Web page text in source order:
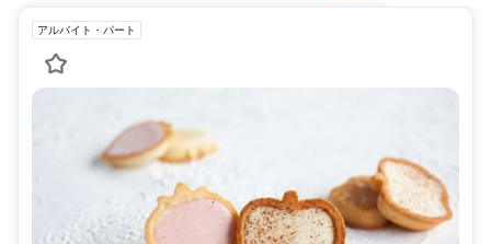
アルバイト・パート